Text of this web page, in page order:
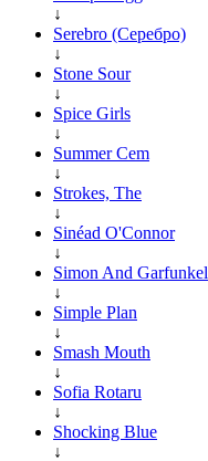
↓
Serebro (Серебро)
↓
Stone Sour
↓
Spice Girls
↓
Summer Cem
↓
Strokes, The
↓
Sinéad O'Connor
↓
Simon And Garfunkel
↓
Simple Plan
↓
Smash Mouth
↓
Sofia Rotaru
↓
Shocking Blue
↓